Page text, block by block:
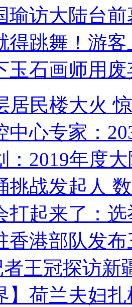
瑜访大陆台
得跳舞！游客
玉石画师用
居民楼大火
中心专家：
：2019年度
挑战发起人
打起来了：
香港部队发
王冠探访新
】荷兰夫妇